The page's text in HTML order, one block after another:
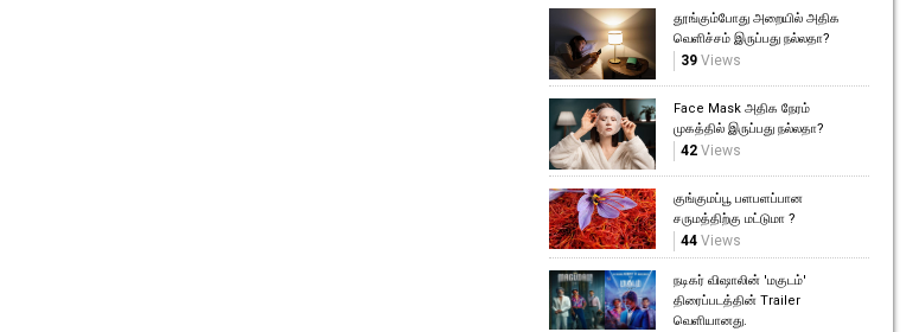
தூங்கும்போது அறையில் அதிக
வெளிச்சம் இருப்பது நல்லதா?
39 Views
Face Mask அதிக நேரம்
முகத்தில் இருப்பது நல்லதா?
42 Views
குங்குமப்பூ பளபளப்பான
சருமத்திற்கு மட்டுமா ?
44 Views
நடிகர் விஷாலின் 'மகுடம்'
திரைப்படத்தின் Trailer
வெளியானது.